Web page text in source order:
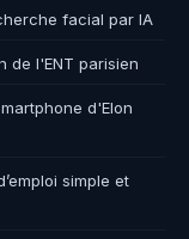
facial par IA
de l'ENT parisien
d'Elon
simple et